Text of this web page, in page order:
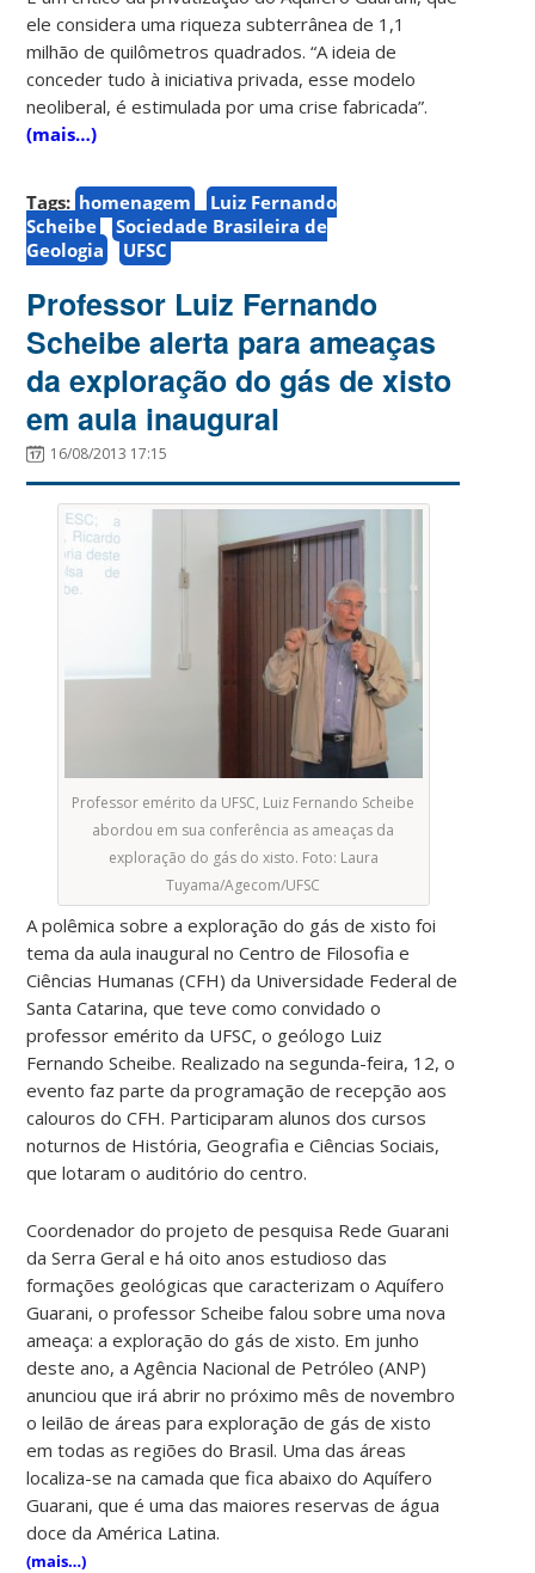
ele considera uma riqueza subterrânea de 1,1
milhão de quilômetros quadrados. “A ideia de
conceder tudo à iniciativa privada, esse modelo
neoliberal, é estimulada por uma crise fabricada”.
(mais…)
Tags: homenagem
Luiz Fernando
Scheibe
Sociedade Brasileira de
Geologia
UFSC
Professor Luiz Fernando
Scheibe alerta para ameaças
da exploração do gás de xisto
em aula inaugural
16/08/2013 17:15
Professor emérito da UFSC, Luiz Fernando Scheibe
abordou em sua conferência as ameaças da
exploração do gás do xisto. Foto: Laura
Tuyama/Agecom/UFSC
A polêmica sobre a exploração do gás de xisto foi
tema da aula inaugural no Centro de Filosofia e
Ciências Humanas (CFH) da Universidade Federal de
Santa Catarina, que teve como convidado o
professor emérito da UFSC, o geólogo Luiz
Fernando Scheibe. Realizado na segunda-feira, 12, o
evento faz parte da programação de recepção aos
calouros do CFH. Participaram alunos dos cursos
noturnos de História, Geografia e Ciências Sociais,
que lotaram o auditório do centro.
Coordenador do projeto de pesquisa Rede Guarani
da Serra Geral e há oito anos estudioso das
formações geológicas que caracterizam o Aquífero
Guarani, o professor Scheibe falou sobre uma nova
ameaça: a exploração do gás de xisto. Em junho
deste ano, a Agência Nacional de Petróleo (ANP)
anunciou que irá abrir no próximo mês de novembro
o leilão de áreas para exploração de gás de xisto
em todas as regiões do Brasil. Uma das áreas
localiza-se na camada que fica abaixo do Aquífero
Guarani, que é uma das maiores reservas de água
doce da América Latina.
(mais…)